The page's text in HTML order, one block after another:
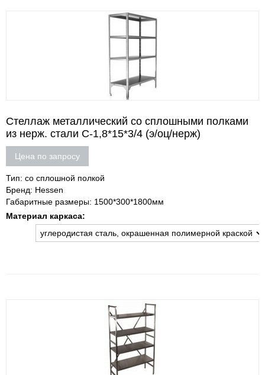
Стеллаж металлический со сплошными полками
из нерж. стали С-1,8*15*3/4 (э/оц/нерж)
Цена по запросу
Тип: со сплошной полкой
Бренд: Hessen
Габаритные размеры: 1500*300*1800мм
Материал каркаса: